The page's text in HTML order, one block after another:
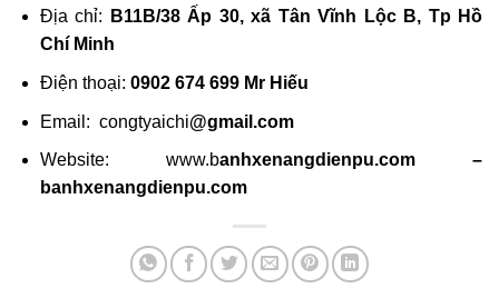
Địa chỉ:
B11B/38 Ấp 30, xã Tân Vĩnh Lộc B, Tp Hồ
Chí Minh
Điện thoại: 0902 674 699 Mr Hiếu
Email: congtyaichi@gmail.com
Website: www.banhxenangdienpu.com –
banhxenangdienpu.com